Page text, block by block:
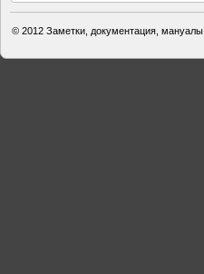
© 2012 Заметки, документация, мануалы.